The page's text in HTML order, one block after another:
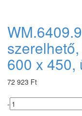
600 x 450,
72 923 Ft
-